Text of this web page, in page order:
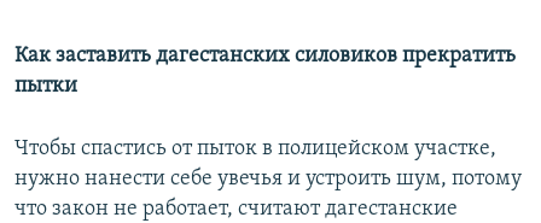
Как заставить дагестанских силовиков прекратить
пытки
Чтобы спастись от пыток в полицейском участке,
нужно нанести себе увечья и устроить шум, потому
что закон не работает, считают дагестанские